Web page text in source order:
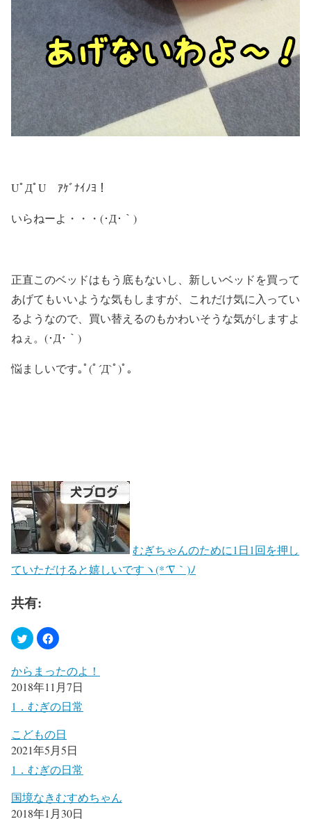
UﾟДﾟU ｱｹﾞﾅｲﾉﾖ！
いらねーよ・・・(･Д･｀)
正直このベッドはもう底もないし、新しいベッドを買って
あげてもいいような気もしますが、これだけ気に入ってい
るようなので、買い替えるのもかわいそうな気がしますよ
ねぇ。(･Д･｀)
悩ましいです｡ﾟ(ﾟ´Д`ﾟ)ﾟ｡
むぎちゃんのために1日1回を押し
ていただけると嬉しいですヽ(*´∇｀)ﾉ
共有:
からまったのよ！
2018年11月7日
1．むぎの日常
こどもの日
2021年5月5日
1．むぎの日常
国境なきむすめちゃん
2018年1月30日